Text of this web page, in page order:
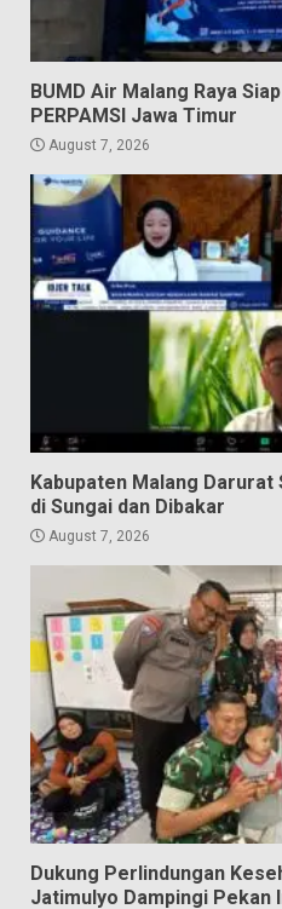
BUMD Air Malang Raya
PERPAMSI Jawa Timur
August 7, 2026
Kabupaten Malang Darurat
di Sungai dan Dibakar
August 7, 2026
Dukung Perlindungan
Jatimulyo Dampingi Pekan